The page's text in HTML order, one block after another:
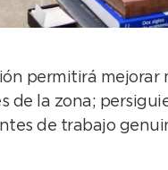
permitirá
de la zona;
de trabajo